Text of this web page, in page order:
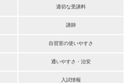
適切な受講料
講師
自習室の使いやすさ
通いやすさ・治安
入試情報